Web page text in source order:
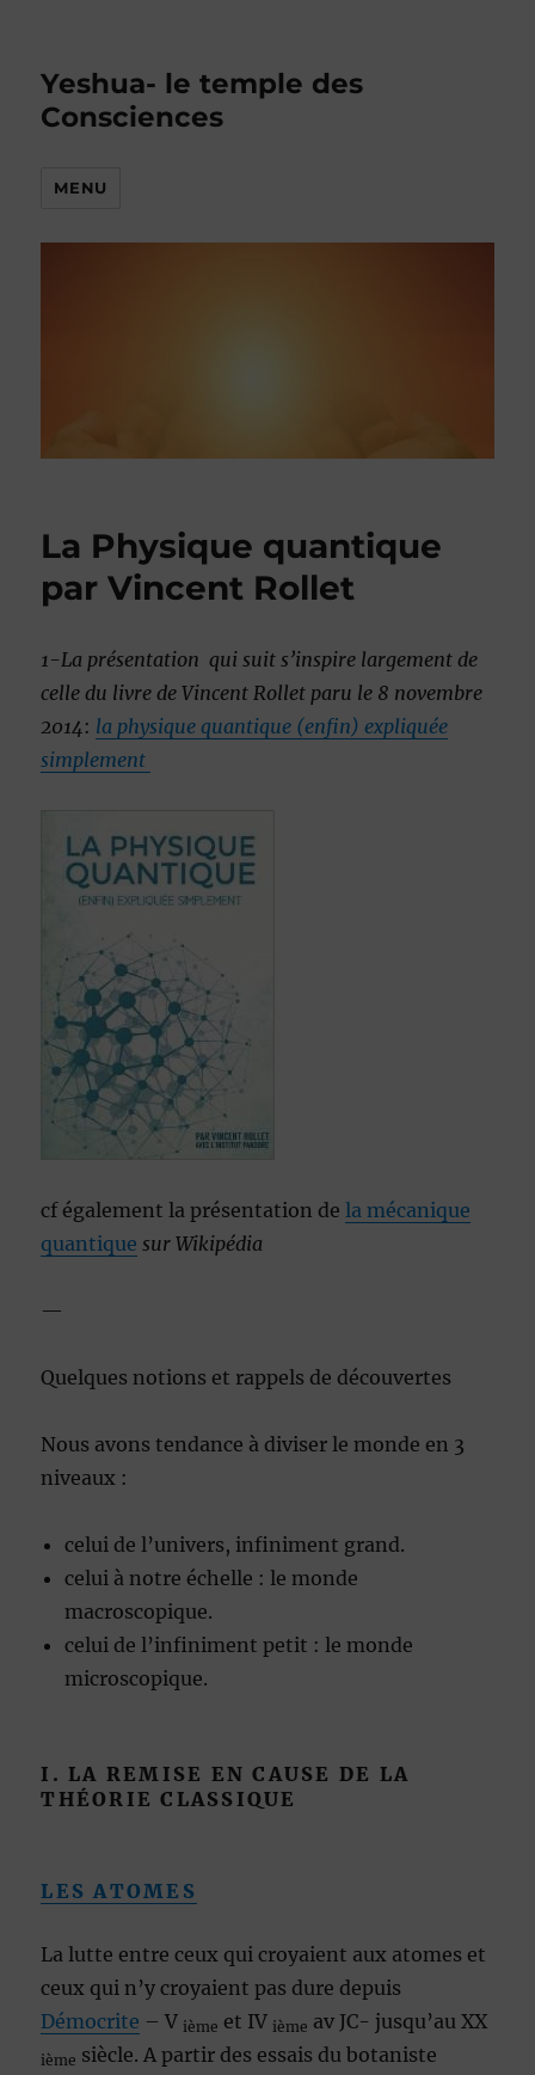
Yeshua- le temple des
Consciences
MENU
La Physique quantique
par Vincent Rollet
1-La présentation qui suit s’inspire largement de
celle du livre de Vincent Rollet paru le 8 novembre
2014: la physique quantique (enfin) expliquée
simplement
cf également la présentation dela mécanique
quantique sur Wikipédia
—
Quelques notions et rappels de découvertes
Nous avons tendance à diviser le monde en 3
niveaux :
celui de l’univers, infiniment grand.
celui à notre échelle : le monde
macroscopique.
celui de l’infiniment petit : le monde
microscopique.
I. LA REMISE EN CAUSE DE LA
THÉORIE CLASSIQUE
LES ATOMES
La lutte entre ceux qui croyaient aux atomes et
ceux qui n’y croyaient pas dure depuis
Démocrite – V ième et IV ième av JC- jusqu’au XX
ième siècle. A partir des essais du botaniste